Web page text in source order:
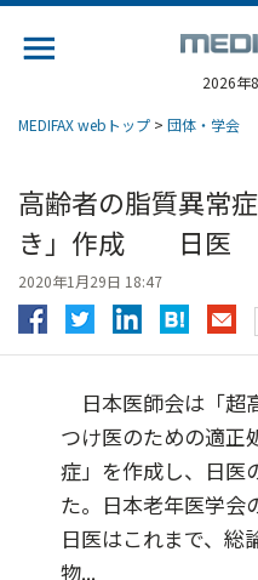
2026年
MEDIFAX webトップ > 団体・学会
高齢者の脂質異常
き」作成 日医
2020年1月29日 18:47
日本医師会は「超
つけ医のための適
症」を作成し、日医
た。日本老年医学会
日医はこれまで、総
物...